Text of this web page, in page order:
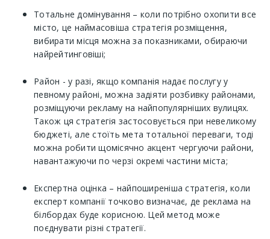
Тотальне домінування – коли потрібно охопити все
місто, це наймасовіша стратегія розміщення,
вибирати місця можна за показниками, обираючи
найрейтинговіші;
Район - у разі, якщо компанія надає послугу у
певному районі, можна задіяти розбивку районами,
розміщуючи рекламу на найпопулярніших вулицях.
Також ця стратегія застосовується при невеликому
бюджеті, але стоїть мета тотальної переваги, тоді
можна робити щомісячно акцент чергуючи райони,
навантажуючи по черзі окремі частини міста;
Експертна оцінка – найпоширеніша стратегія, коли
експерт компанії точково визначає, де реклама на
білбордах буде корисною. Цей метод може
поєднувати різні стратегії.